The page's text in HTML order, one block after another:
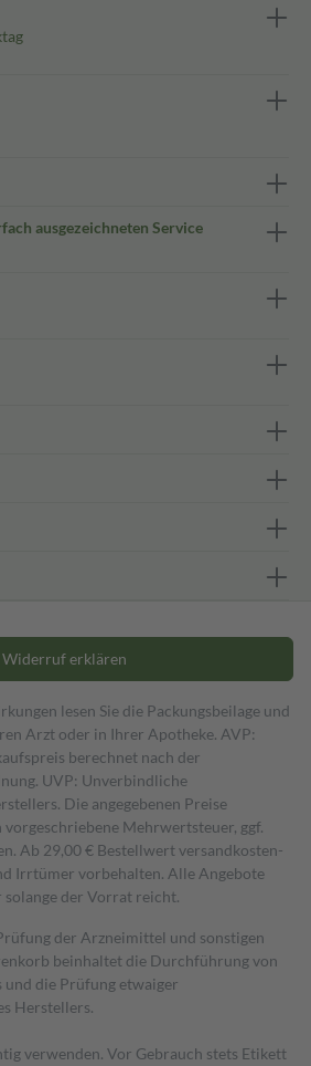
ausgezeichneten Service
Widerruf erklären
lesen Sie die Packungsbeilage und
Arzt oder in Ihrer Apotheke. AVP:
berechnet nach der
UVP: Unverbindliche
Die angegebenen Preise
Mehrwertsteuer, ggf.
Ab 29,00 € Bestell­wert versand­kosten­
Irrtümer vorbehalten. Alle Angebote
der Vorrat reicht.
der Arzneimittel und sonstigen
beinhaltet die Durchführung von
die Prüfung etwaiger
Herstellers.
verwenden. Vor Gebrauch stets Etikett